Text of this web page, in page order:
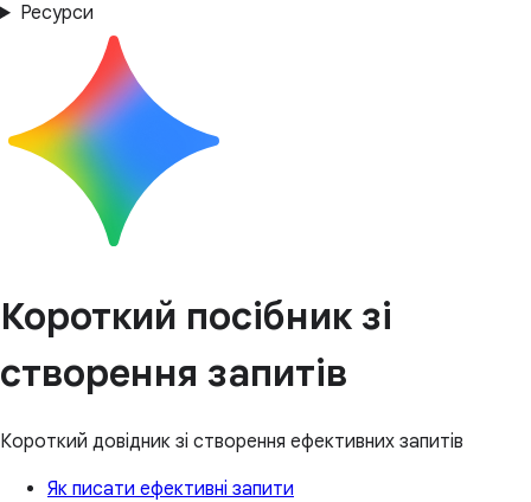
Ресурси
Короткий посібник зі
створення запитів
Короткий довідник зі створення ефективних запитів
Як писати ефективні запити